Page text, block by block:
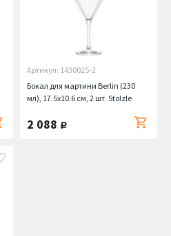
Артикул: 1430025-2
Бокал для мартини Berlin (230
мл), 17.5х10.6 см, 2 шт. Stolzle
2 088 руб.